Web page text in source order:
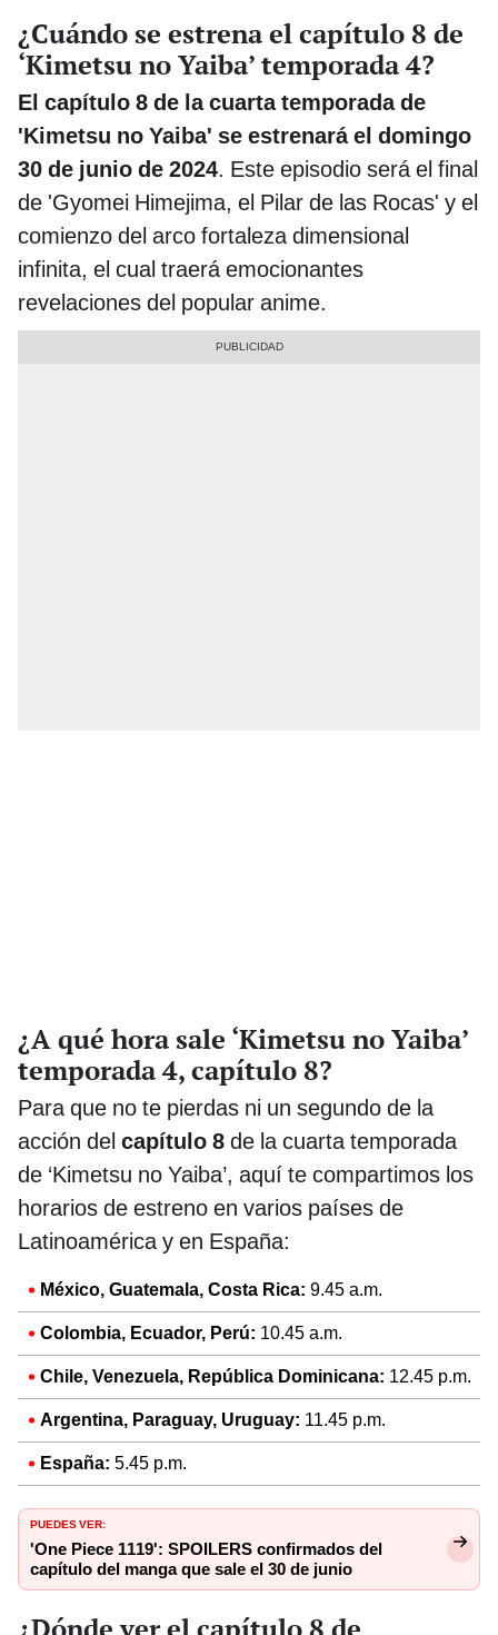
¿Cuándo se estrena el capítulo 8 de
‘Kimetsu no Yaiba’ temporada 4?
El capítulo 8 de la cuarta temporada de
'Kimetsu no Yaiba' se estrenará el domingo
30 de junio de 2024. Este episodio será el final
de 'Gyomei Himejima, el Pilar de las Rocas' y el
comienzo del arco fortaleza dimensional
infinita, el cual traerá emocionantes
revelaciones del popular anime.
¿A qué hora sale ‘Kimetsu no Yaiba’
temporada 4, capítulo 8?
Para que no te pierdas ni un segundo de la
acción del capítulo 8 de la cuarta temporada
de ‘Kimetsu no Yaiba’, aquí te compartimos los
horarios de estreno en varios países de
Latinoamérica y en España:
México, Guatemala, Costa Rica: 9.45 a.m.
Colombia, Ecuador, Perú: 10.45 a.m.
Chile, Venezuela, República Dominicana: 12.45 p.m.
Argentina, Paraguay, Uruguay: 11.45 p.m.
España: 5.45 p.m.
PUEDES VER:
'One Piece 1119': SPOILERS confirmados del
capítulo del manga que sale el 30 de junio